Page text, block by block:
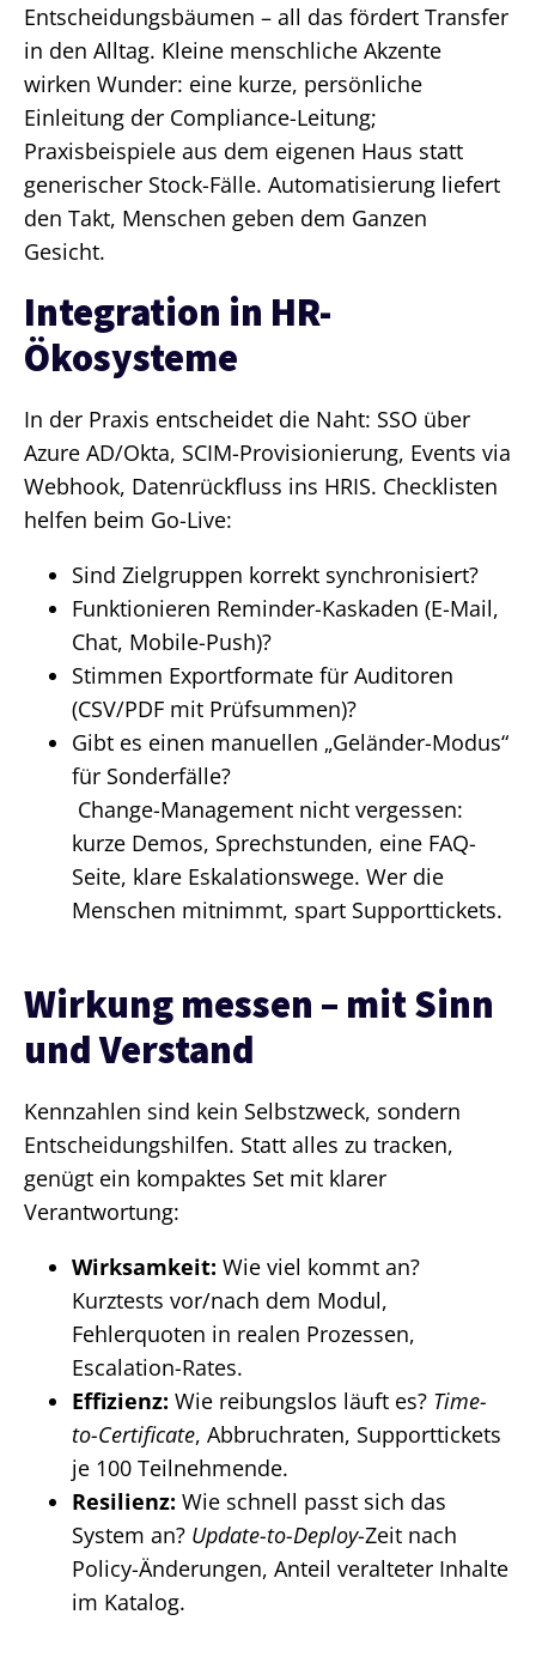
Entscheidungsbäumen – all das fördert Transfer
in den Alltag. Kleine menschliche Akzente
wirken Wunder: eine kurze, persönliche
Einleitung der Compliance-Leitung;
Praxisbeispiele aus dem eigenen Haus statt
generischer Stock-Fälle. Automatisierung liefert
den Takt, Menschen geben dem Ganzen
Gesicht.
Integration in HR-
Ökosysteme
In der Praxis entscheidet die Naht: SSO über
Azure AD/Okta, SCIM-Provisionierung, Events via
Webhook, Datenrückfluss ins HRIS. Checklisten
helfen beim Go-Live:
Sind Zielgruppen korrekt synchronisiert?
Funktionieren Reminder-Kaskaden (E-Mail,
Chat, Mobile-Push)?
Stimmen Exportformate für Auditoren
(CSV/PDF mit Prüfsummen)?
Gibt es einen manuellen „Geländer-Modus“
für Sonderfälle?
Change-Management nicht vergessen:
kurze Demos, Sprechstunden, eine FAQ-
Seite, klare Eskalationswege. Wer die
Menschen mitnimmt, spart Supporttickets.
Wirkung messen – mit Sinn
und Verstand
Kennzahlen sind kein Selbstzweck, sondern
Entscheidungshilfen. Statt alles zu tracken,
genügt ein kompaktes Set mit klarer
Verantwortung:
Wirksamkeit: Wie viel kommt an?
Kurztests vor/nach dem Modul,
Fehlerquoten in realen Prozessen,
Escalation-Rates.
Effizienz: Wie reibungslos läuft es? Time-
to-Certificate, Abbruchraten, Supporttickets
je 100 Teilnehmende.
Resilienz: Wie schnell passt sich das
System an? Update-to-Deploy-Zeit nach
Policy-Änderungen, Anteil veralteter Inhalte
im Katalog.